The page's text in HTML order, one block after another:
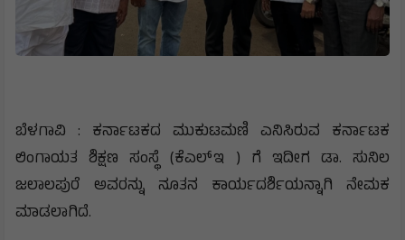
ಬೆಳಗಾವಿ : ಕರ್ನಾಟಕದ ಮುಕುಟಮಣಿ ಎನಿಸಿರುವ ಕರ್ನಾಟಕ
ಲಿಂಗಾಯತ ಶಿಕ್ಷಣ ಸಂಸ್ಥೆ (ಕೆಎಲ್ಇ ) ಗೆ ಇದೀಗ ಡಾ. ಸುನಿಲ
ಜಲಾಲಪುರೆ ಅವರನ್ನು ನೂತನ ಕಾರ್ಯದರ್ಶಿಯನ್ನಾಗಿ ನೇಮಕ
ಮಾಡಲಾಗಿದೆ.